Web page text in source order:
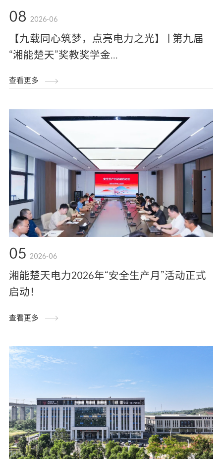
08 2026-06
【九载同心筑梦，点亮电力之光】 | 第九届
“湘能楚天”奖教奖学金...
查看更多
05 2026-06
湘能楚天电力2026年“安全生产月”活动正式
启动！
查看更多